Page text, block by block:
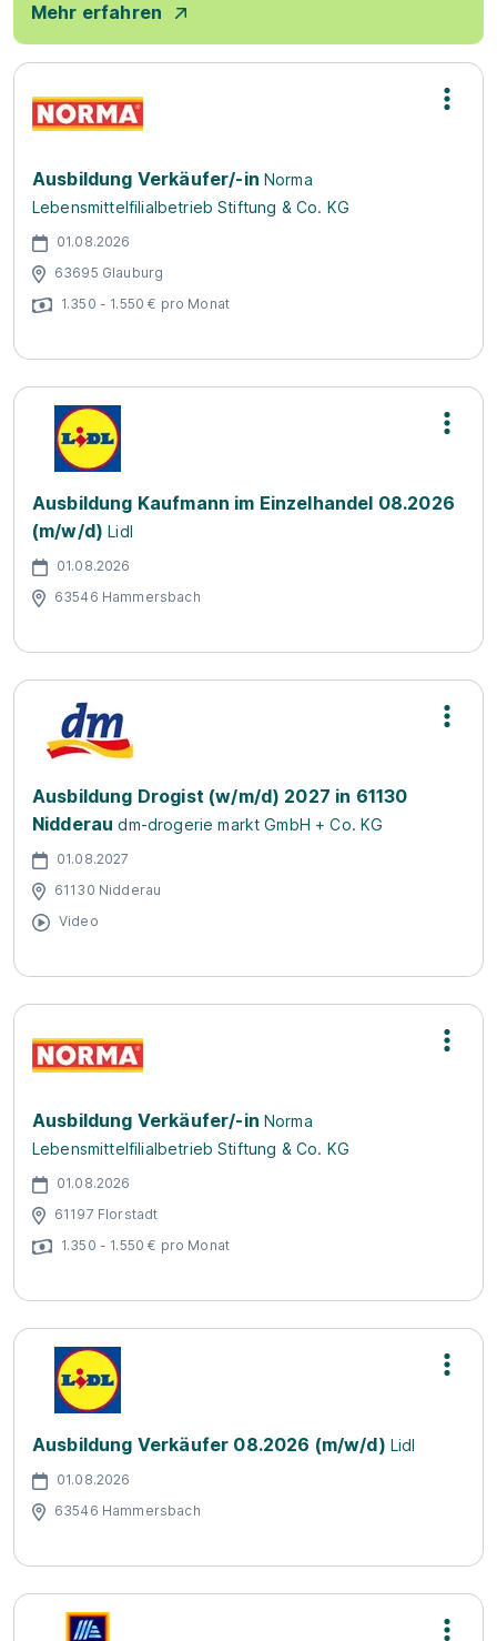
Mehr erfahren
Ausbildung Verkäufer/-in Norma
Lebensmittelfilialbetrieb Stiftung & Co. KG
01.08.2026
63695 Glauburg
1.350 - 1.550 € pro Monat
Ausbildung Kaufmann im Einzelhandel 08.2026
(m/w/d) Lidl
01.08.2026
63546 Hammersbach
Ausbildung Drogist (w/m/d) 2027 in 61130
Nidderau dm-drogerie markt GmbH + Co. KG
01.08.2027
61130 Nidderau
Video
Ausbildung Verkäufer/-in Norma
Lebensmittelfilialbetrieb Stiftung & Co. KG
01.08.2026
61197 Florstadt
1.350 - 1.550 € pro Monat
Ausbildung Verkäufer 08.2026 (m/w/d) Lidl
01.08.2026
63546 Hammersbach